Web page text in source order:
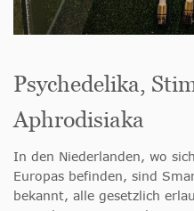
Psychedelika,
Aphrodisiaka
In den Niederlanden, wo
Europas befinden, sind
bekannt, alle gesetzlich